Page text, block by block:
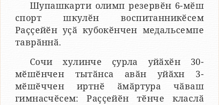
Шупашкарти олимп резервӗн 6-мӗш
спорт шкулӗн воспитанникӗсем
Раҫҫейӗн уҫӑ кубокӗнчен медальсемпе
таврӑннӑ.
Сочи хулинче ҫурла уйӑхӗн 30-
мӗшӗнчен тытӑнса авӑн уйӑхн 3-
мӗшӗччен иртнӗ ӑмӑртура чӑваш
гимнасчӗсем: Раҫҫейӗн тӗнче класлӑ